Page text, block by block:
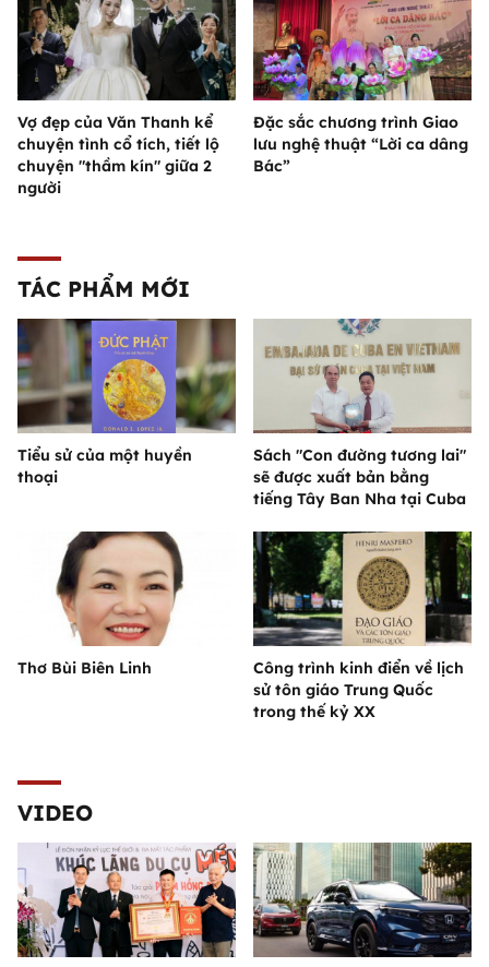
Vợ đẹp của Văn Thanh kể
chuyện tình cổ tích, tiết lộ
chuyện "thầm kín" giữa 2
người
Đặc sắc chương trình Giao
lưu nghệ thuật “Lời ca dâng
Bác”
TÁC PHẨM MỚI
Tiểu sử của một huyền
thoại
Sách "Con đường tương lai"
sẽ được xuất bản bằng
tiếng Tây Ban Nha tại Cuba
Thơ Bùi Biên Linh
Công trình kinh điển về lịch
sử tôn giáo Trung Quốc
trong thế kỷ XX
VIDEO